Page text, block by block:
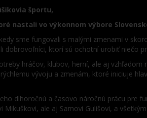
športu,
nastali vo výkonnom výbore
sme fungovali s malými zmenami v
dobrovoľníci, ktorí sú ochotní urobiť niečo
hráčov, klubov, herní, ale aj
vývoju a zmenám, ktoré iniciuje
dlhoročnú a časovo náročnú prácu pre
Mikuškovi, ale aj Samovi Gulišovi, a